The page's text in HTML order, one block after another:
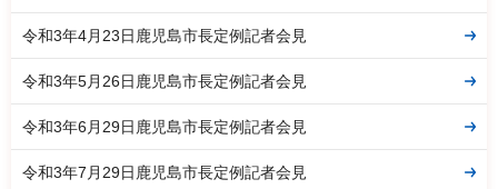
令和3年4月23日鹿児島市長定例記者会見
令和3年5月26日鹿児島市長定例記者会見
令和3年6月29日鹿児島市長定例記者会見
令和3年7月29日鹿児島市長定例記者会見